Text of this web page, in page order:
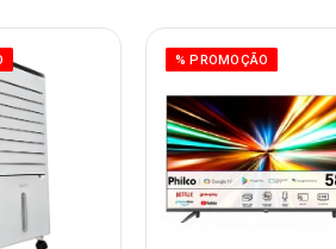
% PROMOÇÃO